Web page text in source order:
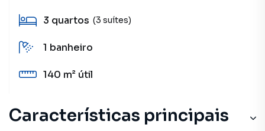
3 quartos (3 suítes)
1 banheiro
140 m² útil
Características principais